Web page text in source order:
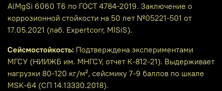
AlMgSi 6060 T6 по ГОСТ 4784-2019. Заключение о
коррозионной стойкости на 50 лет №05221-501 от
17.05.2021 (лаб. Expertcorr, MISiS).
Сейсмостойкость: Подтверждена экспериментами
МГСУ (НИИЖБ им. МНГСУ, отчет К-812-21). Выдерживает
нагрузки 80-120 кг/м², сейсмику 7-9 баллов по шкале
MSK-64 (СП 14.13330.2018).